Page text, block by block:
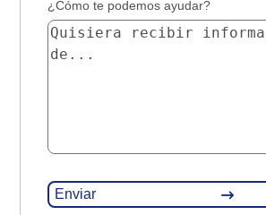
¿Cómo te podemos ayudar?